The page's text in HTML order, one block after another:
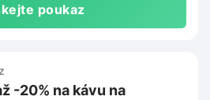
poukaz
-20% na kávu na